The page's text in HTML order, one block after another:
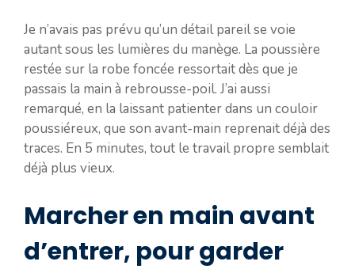
Je n’avais pas prévu qu’un détail pareil se voie
autant sous les lumières du manège. La poussière
restée sur la robe foncée ressortait dès que je
passais la main à rebrousse-poil. J’ai aussi
remarqué, en la laissant patienter dans un couloir
poussiéreux, que son avant-main reprenait déjà des
traces. En 5 minutes, tout le travail propre semblait
déjà plus vieux.
Marcher en main avant
d’entrer, pour garder